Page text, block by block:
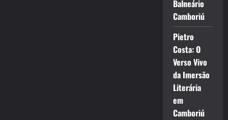
Balneário
Camboriú
Pietro
Costa: O
Verso Vivo
da Imersão
Literária
em
Camboriú